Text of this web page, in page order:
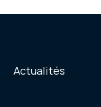
Actualités